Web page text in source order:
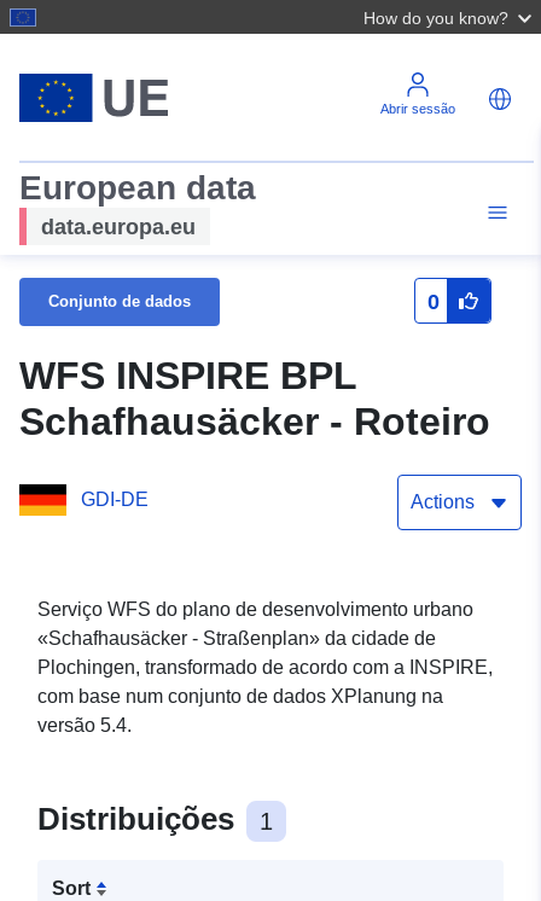
How do you know?
Abrir sessão
European data
data.europa.eu
Conjunto de dados 0
WFS INSPIRE BPL
Schafhausäcker - Roteiro
GDI-DE Actions
Serviço WFS do plano de desenvolvimento urbano
«Schafhausäcker - Straßenplan» da cidade de
Plochingen, transformado de acordo com a INSPIRE,
com base num conjunto de dados XPlanung na
versão 5.4.
Distribuições 1
Sort